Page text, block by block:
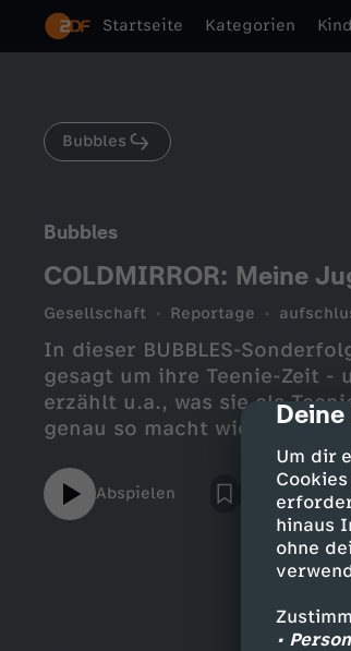
Um dir
hinaus
ohne
•
Startseite Kategorien
Bubbles
Bubbles
COLDMIRROR: Meine
Gesellschaft Reportage
In dieser BUBBLES-
gesagt um ihre Teenie-Zeit -
erzählt u.a., was sie als
genau so macht wie in ihrer
keine gute Kombination sind.
Abspielen